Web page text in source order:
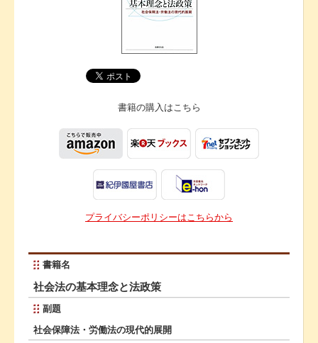
書籍の購入はこちら
プライバシーポリシーはこちらから
書籍名
社会法の基本理念と法政策
副題
社会保障法・労働法の現代的展開